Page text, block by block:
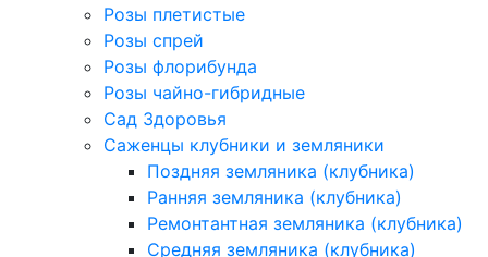
Розы плетистые
Розы спрей
Розы флорибунда
Розы чайно-гибридные
Сад Здоровья
Саженцы клубники и земляники
Поздняя земляника (клубника)
Ранняя земляника (клубника)
Ремонтантная земляника (клубника)
Средняя земляника (клубника)